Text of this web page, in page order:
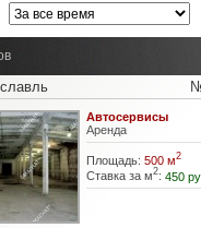
Автосервисы
Аренда
Площадь: 500 м2
Ставка за м2: 450